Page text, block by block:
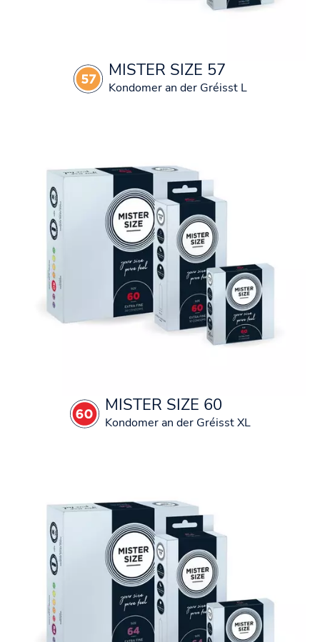
MISTER SIZE 57
Kondomer an der Gréisst L
MISTER SIZE 60
Kondomer an der Gréisst XL